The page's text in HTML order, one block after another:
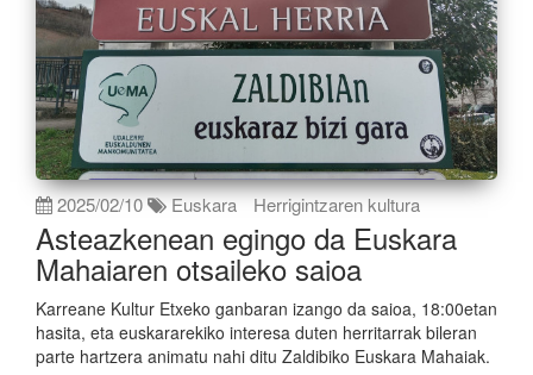
2025/02/10 Euskara Herrigintzaren kultura
Asteazkenean egingo da Euskara
Mahaiaren otsaileko saioa
Karreane Kultur Etxeko ganbaran izango da saioa, 18:00etan
hasita, eta euskararekiko interesa duten herritarrak bileran
parte hartzera animatu nahi ditu Zaldibiko Euskara Mahaiak.